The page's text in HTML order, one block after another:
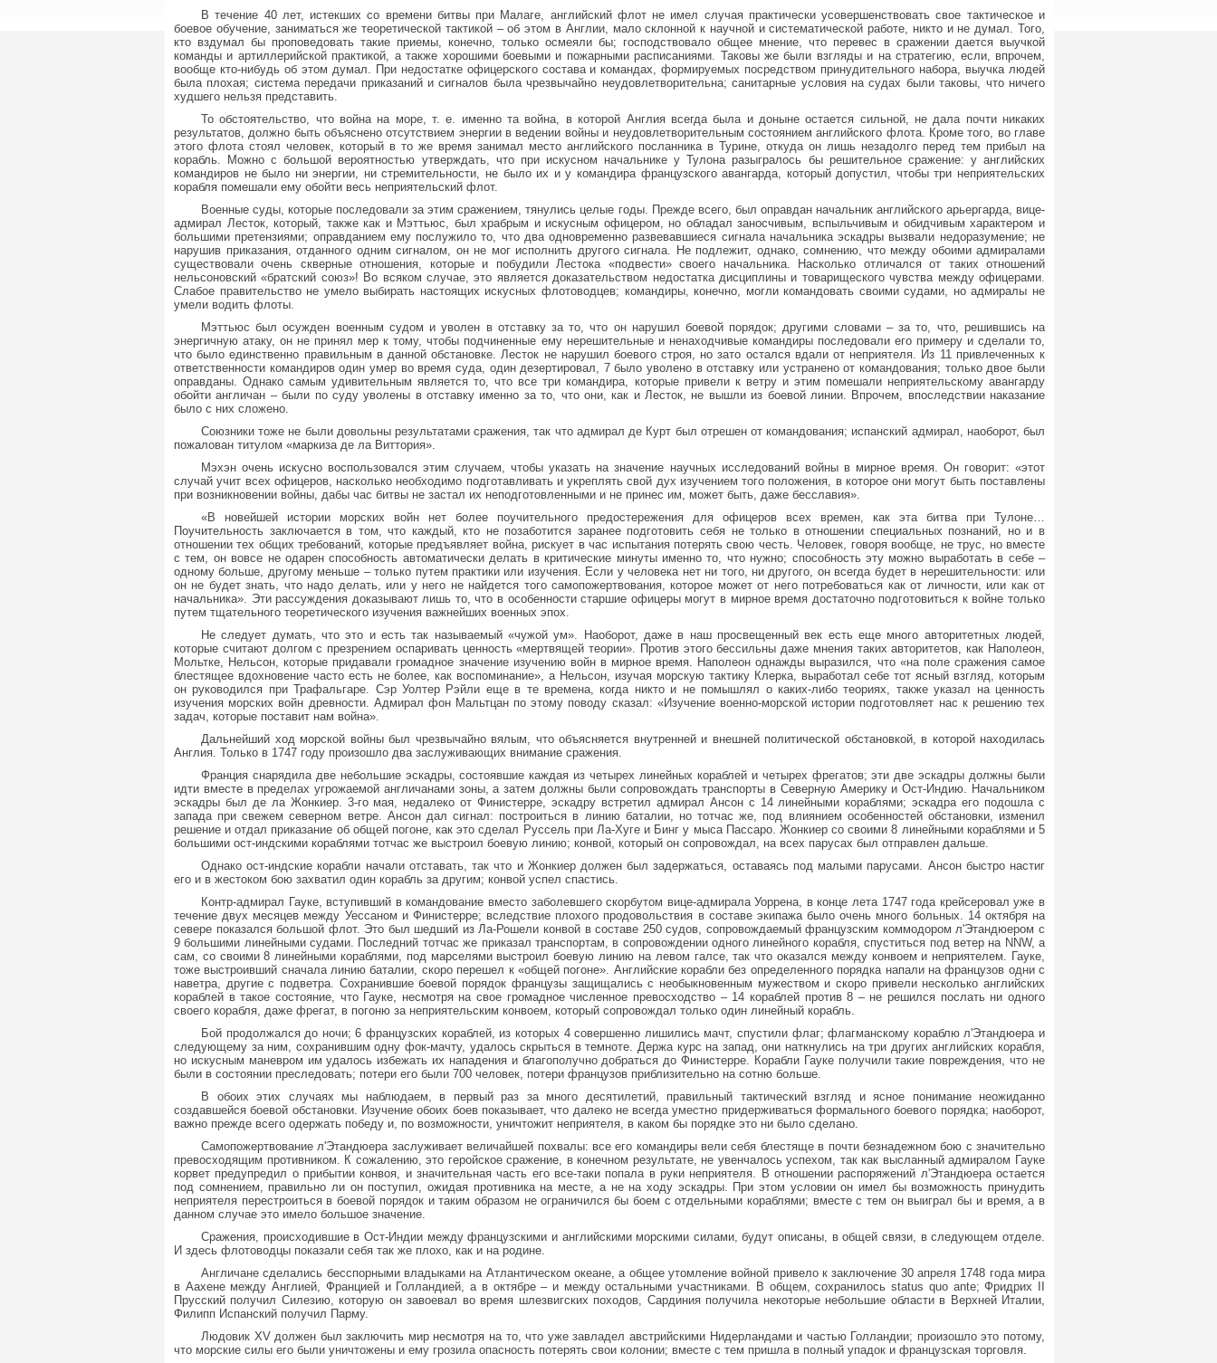
В течение 40 лет, истекших со времени битвы при Малаге, английский флот не имел случая практически усовершенствовать свое тактическое и
боевое обучение, заниматься же теоретической тактикой – об этом в Англии, мало склонной к научной и систематической работе, никто и не думал. Того,
кто вздумал бы проповедовать такие приемы, конечно, только осмеяли бы; господствовало общее мнение, что перевес в сражении дается выучкой
команды и артиллерийской практикой, а также хорошими боевыми и пожарными расписаниями. Таковы же были взгляды и на стратегию, если, впрочем,
вообще кто-нибудь об этом думал. При недостатке офицерского состава и командах, формируемых посредством принудительного набора, выучка людей
была плохая; система передачи приказаний и сигналов была чрезвычайно неудовлетворительна; санитарные условия на судах были таковы, что ничего
худшего нельзя представить.
То обстоятельство, что война на море, т. е. именно та война, в которой Англия всегда была и доныне остается сильной, не дала почти никаких
результатов, должно быть объяснено отсутствием энергии в ведении войны и неудовлетворительным состоянием английского флота. Кроме того, во главе
этого флота стоял человек, который в то же время занимал место английского посланника в Турине, откуда он лишь незадолго перед тем прибыл на
корабль. Можно с большой вероятностью утверждать, что при искусном начальнике у Тулона разыгралось бы решительное сражение: у английских
командиров не было ни энергии, ни стремительности, не было их и у командира французского авангарда, который допустил, чтобы три неприятельских
корабля помешали ему обойти весь неприятельский флот.
Военные суды, которые последовали за этим сражением, тянулись целые годы. Прежде всего, был оправдан начальник английского арьергарда, вице-
адмирал Лесток, который, также как и Мэттьюс, был храбрым и искусным офицером, но обладал заносчивым, вспыльчивым и обидчивым характером и
большими претензиями; оправданием ему послужило то, что два одновременно развевавшиеся сигнала начальника эскадры вызвали недоразумение; не
нарушив приказания, отданного одним сигналом, он не мог исполнить другого сигнала. Не подлежит, однако, сомнению, что между обоими адмиралами
существовали очень скверные отношения, которые и побудили Лестока «подвести» своего начальника. Насколько отличался от таких отношений
нельсоновский «братский союз»! Во всяком случае, это является доказательством недостатка дисциплины и товарищеского чувства между офицерами.
Слабое правительство не умело выбирать настоящих искусных флотоводцев; командиры, конечно, могли командовать своими судами, но адмиралы не
умели водить флоты.
Мэттьюс был осужден военным судом и уволен в отставку за то, что он нарушил боевой порядок; другими словами – за то, что, решившись на
энергичную атаку, он не принял мер к тому, чтобы подчиненные ему нерешительные и ненаходчивые командиры последовали его примеру и сделали то,
что было единственно правильным в данной обстановке. Лесток не нарушил боевого строя, но зато остался вдали от неприятеля. Из 11 привлеченных к
ответственности командиров один умер во время суда, один дезертировал, 7 было уволено в отставку или устранено от командования; только двое были
оправданы. Однако самым удивительным является то, что все три командира, которые привели к ветру и этим помешали неприятельскому авангарду
обойти англичан – были по суду уволены в отставку именно за то, что они, как и Лесток, не вышли из боевой линии. Впрочем, впоследствии наказание
было с них сложено.
Союзники тоже не были довольны результатами сражения, так что адмирал де Курт был отрешен от командования; испанский адмирал, наоборот, был
пожалован титулом «маркиза де ла Виттория».
Мэхэн очень искусно воспользовался этим случаем, чтобы указать на значение научных исследований войны в мирное время. Он говорит: «этот
случай учит всех офицеров, насколько необходимо подготавливать и укреплять свой дух изучением того положения, в которое они могут быть поставлены
при возникновении войны, дабы час битвы не застал их неподготовленными и не принес им, может быть, даже бесславия».
«В новейшей истории морских войн нет более поучительного предостережения для офицеров всех времен, как эта битва при Тулоне…
Поучительность заключается в том, что каждый, кто не позаботится заранее подготовить себя не только в отношении специальных познаний, но и в
отношении тех общих требований, которые предъявляет война, рискует в час испытания потерять свою честь. Человек, говоря вообще, не трус, но вместе
с тем, он вовсе не одарен способность автоматически делать в критические минуты именно то, что нужно; способность эту можно выработать в себе –
одному больше, другому меньше – только путем практики или изучения. Если у человека нет ни того, ни другого, он всегда будет в нерешительности: или
он не будет знать, что надо делать, или у него не найдется того самопожертвования, которое может от него потребоваться как от личности, или как от
начальника». Эти рассуждения доказывают лишь то, что в особенности старшие офицеры могут в мирное время достаточно подготовиться к войне только
путем тщательного теоретического изучения важнейших военных эпох.
Не следует думать, что это и есть так называемый «чужой ум». Наоборот, даже в наш просвещенный век есть еще много авторитетных людей,
которые считают долгом с презрением оспаривать ценность «мертвящей теории». Против этого бессильны даже мнения таких авторитетов, как Наполеон,
Мольтке, Нельсон, которые придавали громадное значение изучению войн в мирное время. Наполеон однажды выразился, что «на поле сражения самое
блестящее вдохновение часто есть не более, как воспоминание», а Нельсон, изучая морскую тактику Клерка, выработал себе тот ясный взгляд, которым
он руководился при Трафальгаре. Сэр Уолтер Рэйли еще в те времена, когда никто и не помышлял о каких-либо теориях, также указал на ценность
изучения морских войн древности. Адмирал фон Мальтцан по этому поводу сказал: «Изучение военно-морской истории подготовляет нас к решению тех
задач, которые поставит нам война».
Дальнейший ход морской войны был чрезвычайно вялым, что объясняется внутренней и внешней политической обстановкой, в которой находилась
Англия. Только в 1747 году произошло два заслуживающих внимание сражения.
Франция снарядила две небольшие эскадры, состоявшие каждая из четырех линейных кораблей и четырех фрегатов; эти две эскадры должны были
идти вместе в пределах угрожаемой англичанами зоны, а затем должны были сопровождать транспорты в Северную Америку и Ост-Индию. Начальником
эскадры был де ла Жонкиер. 3-го мая, недалеко от Финистерре, эскадру встретил адмирал Ансон с 14 линейными кораблями; эскадра его подошла с
запада при свежем северном ветре. Ансон дал сигнал: построиться в линию баталии, но тотчас же, под влиянием особенностей обстановки, изменил
решение и отдал приказание об общей погоне, как это сделал Руссель при Ла-Хуге и Бинг у мыса Пассаро. Жонкиер со своими 8 линейными кораблями и 5
большими ост-индскими кораблями тотчас же выстроил боевую линию; конвой, который он сопровождал, на всех парусах был отправлен дальше.
Однако ост-индские корабли начали отставать, так что и Жонкиер должен был задержаться, оставаясь под малыми парусами. Ансон быстро настиг
его и в жестоком бою захватил один корабль за другим; конвой успел спастись.
Контр-адмирал Гауке, вступивший в командование вместо заболевшего скорбутом вице-адмирала Уоррена, в конце лета 1747 года крейсеровал уже в
течение двух месяцев между Уессаном и Финистерре; вследствие плохого продовольствия в составе экипажа было очень много больных. 14 октября на
севере показался большой флот. Это был шедший из Ла-Рошели конвой в составе 250 судов, сопровождаемый французским коммодором л'Этандюером с
9 большими линейными судами. Последний тотчас же приказал транспортам, в сопровождении одного линейного корабля, спуститься под ветер на NNW, а
сам, со своими 8 линейными кораблями, под марселями выстроил боевую линию на левом галсе, так что оказался между конвоем и неприятелем. Гауке,
тоже выстроивший сначала линию баталии, скоро перешел к «общей погоне». Английские корабли без определенного порядка напали на французов одни с
наветра, другие с подветра. Сохранившие боевой порядок французы защищались с необыкновенным мужеством и скоро привели несколько английских
кораблей в такое состояние, что Гауке, несмотря на свое громадное численное превосходство – 14 кораблей против 8 – не решился послать ни одного
своего корабля, даже фрегат, в погоню за неприятельским конвоем, который сопровождал только один линейный корабль.
Бой продолжался до ночи; 6 французских кораблей, из которых 4 совершенно лишились мачт, спустили флаг; флагманскому кораблю л'Этандюера и
следующему за ним, сохранившим одну фок-мачту, удалось скрыться в темноте. Держа курс на запад, они наткнулись на три других английских корабля,
но искусным маневром им удалось избежать их нападения и благополучно добраться до Финистерре. Корабли Гауке получили такие повреждения, что не
были в состоянии преследовать; потери его были 700 человек, потери французов приблизительно на сотню больше.
В обоих этих случаях мы наблюдаем, в первый раз за много десятилетий, правильный тактический взгляд и ясное понимание неожиданно
создавшейся боевой обстановки. Изучение обоих боев показывает, что далеко не всегда уместно придерживаться формального боевого порядка; наоборот,
важно прежде всего одержать победу и, по возможности, уничтожит неприятеля, в каком бы порядке это ни было сделано.
Самопожертвование л'Этандюера заслуживает величайшей похвалы: все его командиры вели себя блестяще в почти безнадежном бою с значительно
превосходящим противником. К сожалению, это геройское сражение, в конечном результате, не увенчалось успехом, так как высланный адмиралом Гауке
корвет предупредил о прибытии конвоя, и значительная часть его все-таки попала в руки неприятеля. В отношении распоряжений л'Этандюера остается
под сомнением, правильно ли он поступил, ожидая противника на месте, а не на ходу эскадры. При этом условии он имел бы возможность принудить
неприятеля перестроиться в боевой порядок и таким образом не ограничился бы боем с отдельными кораблями; вместе с тем он выиграл бы и время, а в
данном случае это имело большое значение.
Сражения, происходившие в Ост-Индии между французскими и английскими морскими силами, будут описаны, в общей связи, в следующем отделе.
И здесь флотоводцы показали себя так же плохо, как и на родине.
Англичане сделались бесспорными владыками на Атлантическом океане, а общее утомление войной привело к заключение 30 апреля 1748 года мира
в Аахене между Англией, Францией и Голландией, а в октябре – и между остальными участниками. В общем, сохранилось status quo ante; Фридрих II
Прусский получил Силезию, которую он завоевал во время шлезвигских походов, Сардиния получила некоторые небольшие области в Верхней Италии,
Филипп Испанский получил Парму.
Людовик XV должен был заключить мир несмотря на то, что уже завладел австрийскими Нидерландами и частью Голландии; произошло это потому,
что морские силы его были уничтожены и ему грозила опасность потерять свои колонии; вместе с тем пришла в полный упадок и французская торговля.